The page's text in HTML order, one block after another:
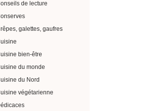
de lecture
galettes, gaufres
bien-être
du monde
du Nord
végétarienne